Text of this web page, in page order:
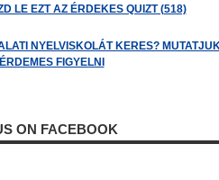
LE EZT AZ ÉRDEKES QUIZT (518)
NYELVISKOLÁT KERES?
FIGYELNI
ON FACEBOOK